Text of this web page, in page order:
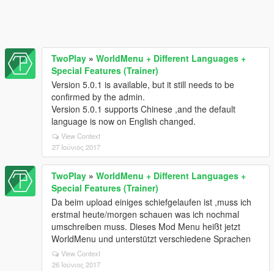
TwoPlay » WorldMenu + Different Languages +
Special Features (Trainer)
Version 5.0.1 is available, but it still needs to be
confirmed by the admin.
Version 5.0.1 supports Chinese ,and the default
language is now on English changed.
View Context
27 Ιούνιος 2017
TwoPlay » WorldMenu + Different Languages +
Special Features (Trainer)
Da beim upload einiges schiefgelaufen ist ,muss ich
erstmal heute/morgen schauen was ich nochmal
umschreiben muss. Dieses Mod Menu heißt jetzt
WorldMenu und unterstützt verschiedene Sprachen
View Context
26 Ιούνιος 2017